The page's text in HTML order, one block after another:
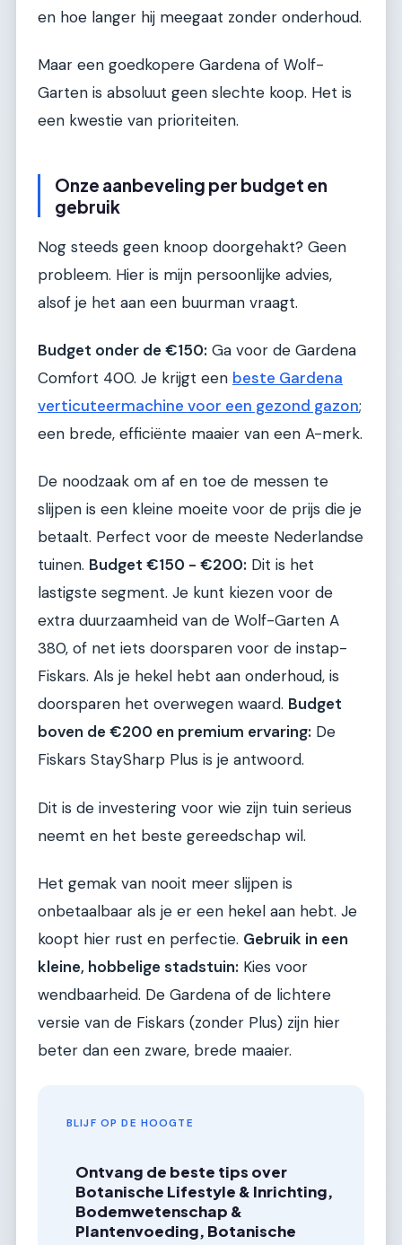
en hoe langer hij meegaat zonder onderhoud.
Maar een goedkopere Gardena of Wolf-
Garten is absoluut geen slechte koop. Het is
een kwestie van prioriteiten.
Onze aanbeveling per budget en
gebruik
Nog steeds geen knoop doorgehakt? Geen
probleem. Hier is mijn persoonlijke advies,
alsof je het aan een buurman vraagt.
Budget onder de €150: Ga voor de Gardena
Comfort 400. Je krijgt een beste Gardena
verticuteermachine voor een gezond gazon;
een brede, efficiënte maaier van een A-merk.
De noodzaak om af en toe de messen te
slijpen is een kleine moeite voor de prijs die je
betaalt. Perfect voor de meeste Nederlandse
tuinen. Budget €150 - €200: Dit is het
lastigste segment. Je kunt kiezen voor de
extra duurzaamheid van de Wolf-Garten A
380, of net iets doorsparen voor de instap-
Fiskars. Als je hekel hebt aan onderhoud, is
doorsparen het overwegen waard. Budget
boven de €200 en premium ervaring: De
Fiskars StaySharp Plus is je antwoord.
Dit is de investering voor wie zijn tuin serieus
neemt en het beste gereedschap wil.
Het gemak van nooit meer slijpen is
onbetaalbaar als je er een hekel aan hebt. Je
koopt hier rust en perfectie. Gebruik in een
kleine, hobbelige stadstuin: Kies voor
wendbaarheid. De Gardena of de lichtere
versie van de Fiskars (zonder Plus) zijn hier
beter dan een zware, brede maaier.
BLIJF OP DE HOOGTE
Ontvang de beste tips over
Botanische Lifestyle & Inrichting,
Bodemwetenschap &
Plantenvoeding, Botanische